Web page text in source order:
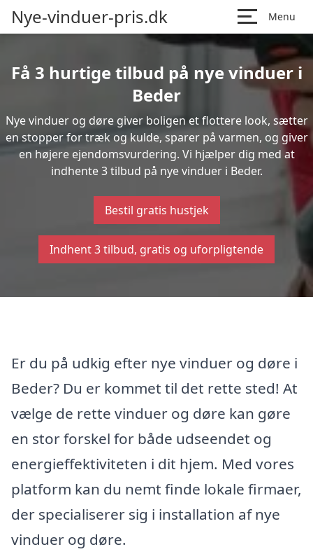
Nye-vinduer-pris.dk Menu
Få 3 hurtige tilbud på nye vinduer i
Beder
Nye vinduer og døre giver boligen et flottere look, sætter
en stopper for træk og kulde, sparer på varmen, og giver
en højere ejendomsvurdering. Vi hjælper dig med at
indhente 3 tilbud på nye vinduer i Beder.
Bestil gratis hustjek
Indhent 3 tilbud, gratis og uforpligtende
Er du på udkig efter nye vinduer og døre i
Beder? Du er kommet til det rette sted! At
vælge de rette vinduer og døre kan gøre
en stor forskel for både udseendet og
energieffektiviteten i dit hjem. Med vores
platform kan du nemt finde lokale firmaer,
der specialiserer sig i installation af nye
vinduer og døre.